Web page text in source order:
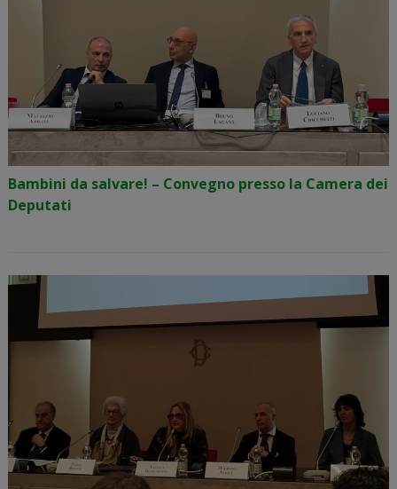
Bambini da salvare! – Convegno presso la Camera dei
Deputati